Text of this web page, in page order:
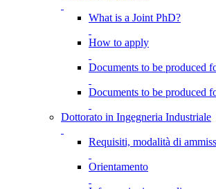
What is a Joint PhD?
How to apply
Documents to be produced
Documents to be produced
Dottorato in Ingegneria Industriale
Requisiti, modalità di
Orientamento